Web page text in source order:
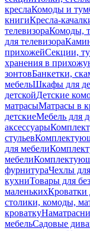
креслаКомоды и
книгиКресла-
телевизораКомоды,
для телевизора
прихожейСекции,
хранения в
зонтовБанкетки,
мебельШкафы для
детскойДетские
матрасыМатрасы в
детскиеМебель для
аксессуары
стульев
для мебели
мебели
фурнитураЧехлы
кухниТовары для
маленькихКроватки
столики, комоды,
кроватку
мебельСадовые